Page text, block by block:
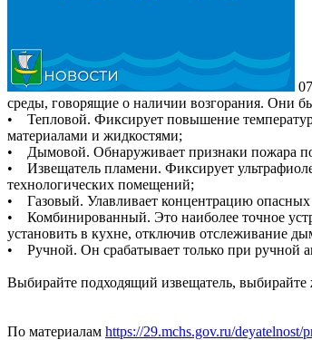
среды, говорящие о наличии возгорания. Они
• Тепловой. Фиксирует повышение
материалами и жидкостями;
• Дымовой. Обнаруживает признаки пожара
• Извещатель пламени. Фиксирует
технологических помещений;
• Газовый. Улавливает концентрацию опасных
• Комбинированный. Это наиболее точное
установить в кухне, отключив отслеживание
• Ручной. Он срабатывает только при ручной
Выбирайте подходящий извещатель, выбирайте
По материалам https://29.mchs.gov.ru/deyatelnost/